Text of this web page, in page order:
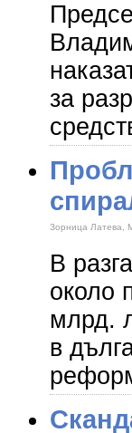
за
Зорница Латева,
В
около
млрд.
в